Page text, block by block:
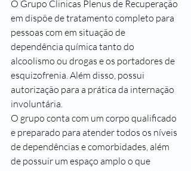
O Grupo Clinicas Plenus de Recuperação
em dispõe de tratamento completo para
pessoas com em situação de
dependência química tanto do
alcoolismo ou drogas e os portadores de
esquizofrenia. Além disso, possui
autorização para a prática da internação
involuntária.
O grupo conta com um corpo qualificado
e preparado para atender todos os níveis
de dependências e comorbidades, além
de possuir um espaço amplo o que